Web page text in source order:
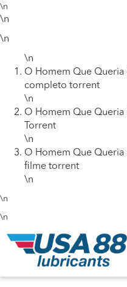
\n
\n
\n
\n
O Homem Que Queria
completo torrent
\n
O Homem Que
Torrent
\n
O Homem Que
filme torrent
\n
\n
\n